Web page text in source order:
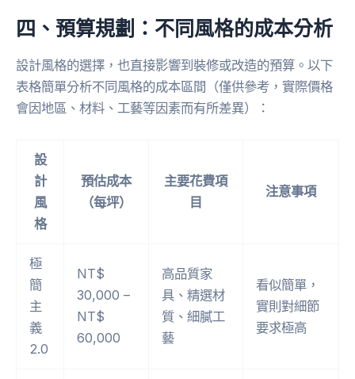
四、預算規劃：不同風格的成本分析
設計風格的選擇，也直接影響到裝修或改造的預算。以下
表格簡單分析不同風格的成本區間（僅供參考，實際價格
會因地區、材料、工藝等因素而有所差異）：
設
計
風
格
預估成本
（每坪）
主要花費項
目
注意事項
極
簡
主
義
2.0
NT$
30,000 –
NT$
60,000
高品質家
具、精選材
質、細膩工
藝
看似簡單，
實則對細節
要求極高